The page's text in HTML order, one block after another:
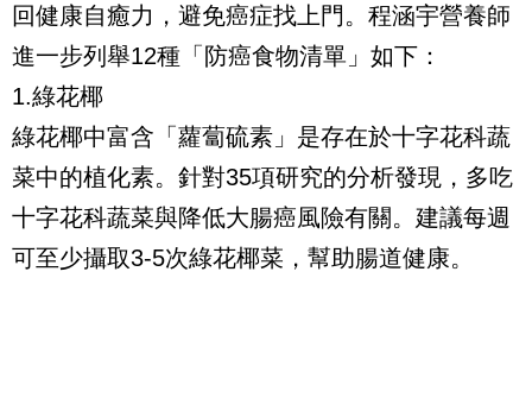
回健康自癒力，避免癌症找上門。程涵宇營養師
進一步列舉12種「防癌食物清單」如下：
1.綠花椰
綠花椰中富含「蘿蔔硫素」是存在於十字花科蔬
菜中的植化素。針對35項研究的分析發現，多吃
十字花科蔬菜與降低大腸癌風險有關。建議每週
可至少攝取3-5次綠花椰菜，幫助腸道健康。